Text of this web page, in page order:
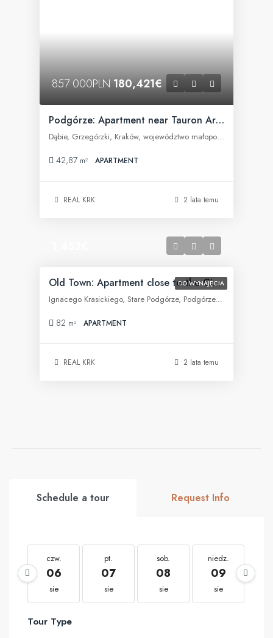
857 000PLN180,421€
Podgórze: Apartment near Tauron Arena
Dąbie, Grzegórzki, Kraków, województwo małopolskie, Polska
42,87 m² APARTMENT
REAL KRK 2 lata temu
DO WYNAJĘCIA
Old Town: Apartment close to the City Center
Ignacego Krasickiego, Stare Podgórze, Podgórze, Kraków, województwo małopolskie, 30-505, Polska
82 m² APARTMENT
REAL KRK 2 lata temu
Schedule a tour Request Info
czw.
06
sie
pt.
07
sie
sob.
08
sie
niedz.
09
sie
Tour Type